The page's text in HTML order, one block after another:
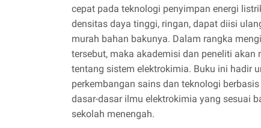
cepat pada teknologi penyimpan energi
densitas daya tinggi, ringan, dapat diisi
murah bahan bakunya. Dalam rangka
tersebut, maka akademisi dan peneliti
tentang sistem elektrokimia. Buku ini hadir
perkembangan sains dan teknologi
dasar-dasar ilmu elektrokimia yang sesuai
sekolah menengah.